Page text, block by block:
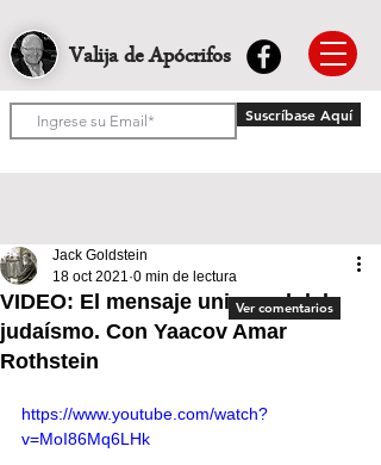
Valija de Apócrifos
Suscríbase Aquí
VIDEO: El mensaje universal del
judaísmo. Con Yaacov Amar
Rothstein
Jack Goldstein
18 oct 2021 0 min de lectura
https://www.youtube.com/watch?
v=MoI86Mq6LHk
Ver comentarios